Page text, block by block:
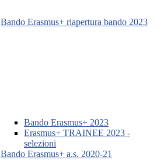
Bando Erasmus+ riapertura bando 2023
Bando Erasmus+ 2023
Erasmus+ TRAINEE 2023 -
selezioni
Bando Erasmus+ a.s. 2020-21